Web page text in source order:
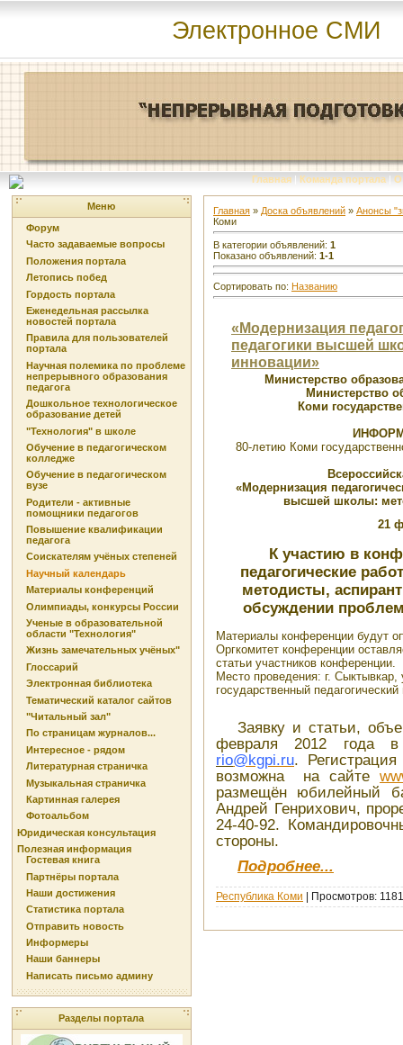
Электронное СМИ
Главная | Команда портала | О
Меню
Форум
Часто задаваемые вопросы
Положения портала
Летопись побед
Гордость портала
Еженедельная рассылка
новостей портала
Правила для пользователей
портала
Научная полемика по проблеме
непрерывного образования
педагога
Дошкольное технологическое
образование детей
"Технология" в школе
Обучение в педагогическом
колледже
Обучение в педагогическом
вузе
Родители - активные
помощники педагогов
Повышение квалификации
педагога
Соискателям учёных степеней
Научный календарь
Материалы конференций
Олимпиады, конкурсы России
Ученые в образовательной
области "Технология"
Жизнь замечательных учёных"
Глоссарий
Электронная библиотека
Тематический каталог сайтов
"Читальный зал"
По страницам журналов...
Интересное - рядом
Литературная страничка
Музыкальная страничка
Картинная галерея
Фотоальбом
Юридическая консультация
Полезная информация
Гостевая книга
Партнёры портала
Наши достижения
Статистика портала
Отправить новость
Информеры
Наши баннеры
Написать письмо админу
Разделы портала
Главная » Доска объявлений » Анонсы
Коми
В категории объявлений: 1
Показано объявлений: 1-1
Сортировать по: Названию
«Модернизация
педагогики высшей
инновации»
Министерство
Министерство
Коми
80-летию Коми
«Модернизация
высшей школы:
21
К участию в
педагогические
методисты,
обсуждении проблем
Материалы конференции будут
Оргкомитет конференции
статьи участников конференции.
Место проведения: г.
государственный педагогический
Заявку и статьи,
февраля 2012 года
rio@kgpi.ru.
возможна
на сайте
размещён юбилейный
Андрей Генрихович,
24-40-92.
стороны.
Подробнее...
Республика Коми | Просмотров: